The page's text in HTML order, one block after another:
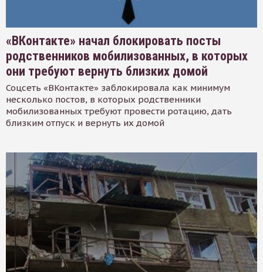
«ВКонтакте» начал блокировать посты
родственников мобилизованных, в которых
они требуют вернуть близких домой
Соцсеть «ВКонтакте» заблокировала как минимум
несколько постов, в которых родственники
мобилизованных требуют провести ротацию, дать
близким отпуск и вернуть их домой